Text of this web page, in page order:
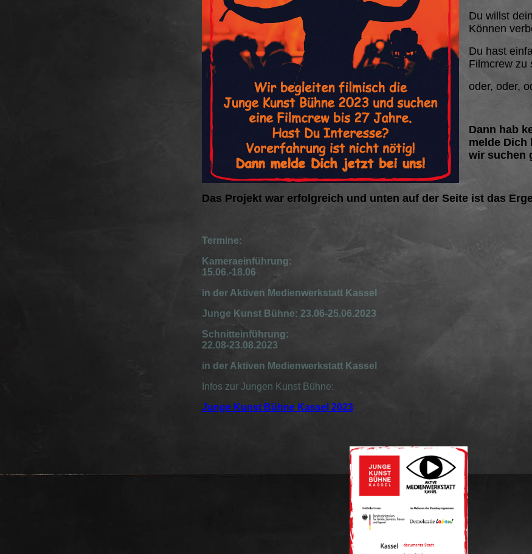
Du willst
Können
Du hast
Filmcrew zu
oder, oder,
Dann hab
melde Dich
wir suchen
Das Projekt war erfolgreich und unten auf der Seite ist das
Termine:
Kameraeinführung:
15.06.-18.06
in der Aktiven Medienwerkstatt Kassel
Junge Kunst Bühne: 23.06-25.06.2023
Schnitteinführung:
22.08-23.08.2023
in der Aktiven Medienwerkstatt Kassel
Infos zur Jungen Kunst Bühne:
Junge Kunst Bühne Kassel 2023